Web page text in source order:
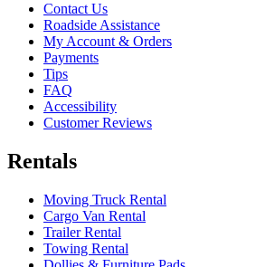
Contact Us
Roadside Assistance
My Account & Orders
Payments
Tips
FAQ
Accessibility
Customer Reviews
Rentals
Moving Truck Rental
Cargo Van Rental
Trailer Rental
Towing Rental